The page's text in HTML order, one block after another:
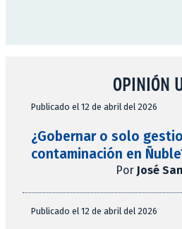
OPINIÓN
Publicado el 12 de abril del 2026
¿Gobernar o solo
contaminación en
Por José
Publicado el 12 de abril del 2026